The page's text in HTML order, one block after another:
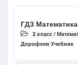
ГДЗ
2 класс /
Дорофеев Учебник